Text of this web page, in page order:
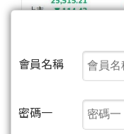
會員名稱
密碼一